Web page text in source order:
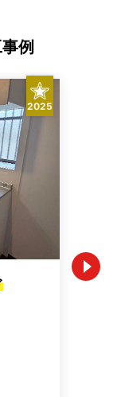
例
2025